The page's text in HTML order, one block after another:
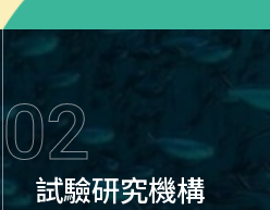
02
試驗研究機構